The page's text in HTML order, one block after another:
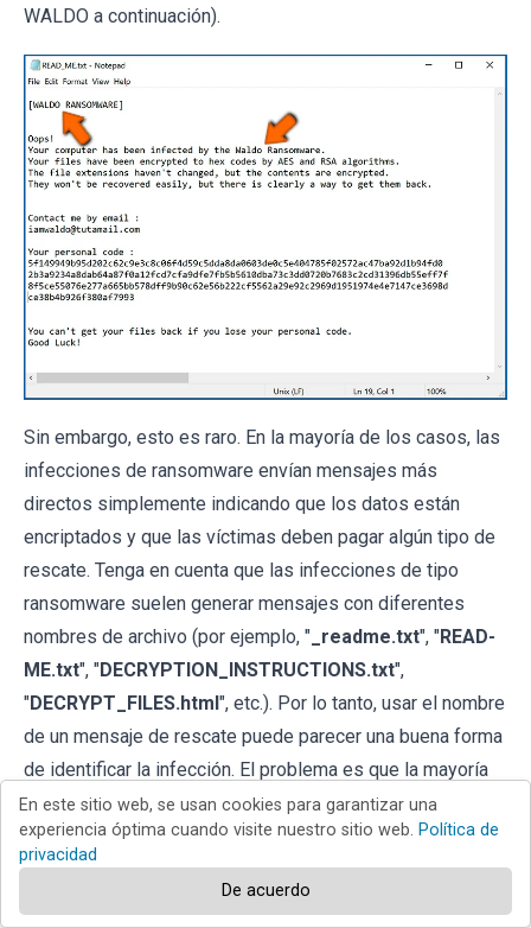
WALDO a continuación).
Sin embargo, esto es raro. En la mayoría de los casos, las
infecciones de ransomware envían mensajes más
directos simplemente indicando que los datos están
encriptados y que las víctimas deben pagar algún tipo de
rescate. Tenga en cuenta que las infecciones de tipo
ransomware suelen generar mensajes con diferentes
nombres de archivo (por ejemplo, " _readme.txt", "READ-
ME.txt", "DECRYPTION_INSTRUCTIONS.txt",
"DECRYPT_FILES.html", etc.). Por lo tanto, usar el nombre
de un mensaje de rescate puede parecer una buena forma
de identificar la infección. El problema es que la mayoría
de estos nombres son genéricos y algunas infecciones
usan los mismos nombres, aunque los mensajes
entregados son diferentes y las infecciones en sí no
están relacionadas. Por lo tanto, usar el nombre del
En este sitio web, se usan cookies para garantizar una
experiencia óptima cuando visite nuestro sitio web. Política de
privacidad
De acuerdo